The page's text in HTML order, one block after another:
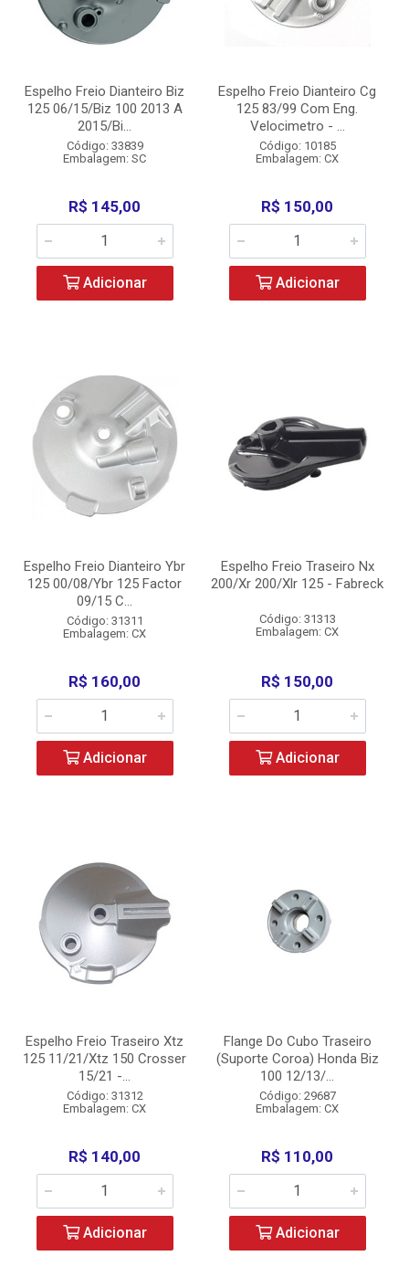
Espelho Freio Dianteiro Biz
125 06/15/Biz 100 2013 A
2015/Bi...
Código: 33839
Embalagem: SC
R$ 145,00
Adicionar
Espelho Freio Dianteiro Cg
125 83/99 Com Eng.
Velocimetro - ...
Código: 10185
Embalagem: CX
R$ 150,00
Adicionar
Espelho Freio Dianteiro Ybr
125 00/08/Ybr 125 Factor
09/15 C...
Código: 31311
Embalagem: CX
R$ 160,00
Adicionar
Espelho Freio Traseiro Nx
200/Xr 200/Xlr 125 - Fabreck
Código: 31313
Embalagem: CX
R$ 150,00
Adicionar
Espelho Freio Traseiro Xtz
125 11/21/Xtz 150 Crosser
15/21 -...
Código: 31312
Embalagem: CX
R$ 140,00
Adicionar
Flange Do Cubo Traseiro
(Suporte Coroa) Honda Biz
100 12/13/...
Código: 29687
Embalagem: CX
R$ 110,00
Adicionar